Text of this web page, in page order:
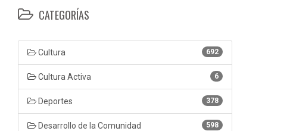
CATEGORÍAS
692
Cultura
6
Cultura Activa
378
Deportes
598
Desarrollo de la Comunidad